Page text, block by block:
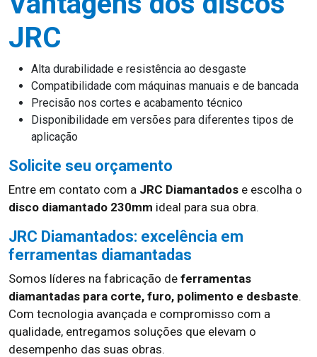
JRC
Alta durabilidade e resistência ao desgaste
Compatibilidade com máquinas manuais e de bancada
Precisão nos cortes e acabamento técnico
Disponibilidade em versões para diferentes tipos de
aplicação
Solicite seu orçamento
Entre em contato com a JRC Diamantados e escolha o
disco diamantado 230mm ideal para sua obra.
JRC Diamantados: excelência em
ferramentas diamantadas
Somos líderes na fabricação de ferramentas
diamantadas para corte, furo, polimento e desbaste.
Com tecnologia avançada e compromisso com a
qualidade, entregamos soluções que elevam o
desempenho das suas obras.